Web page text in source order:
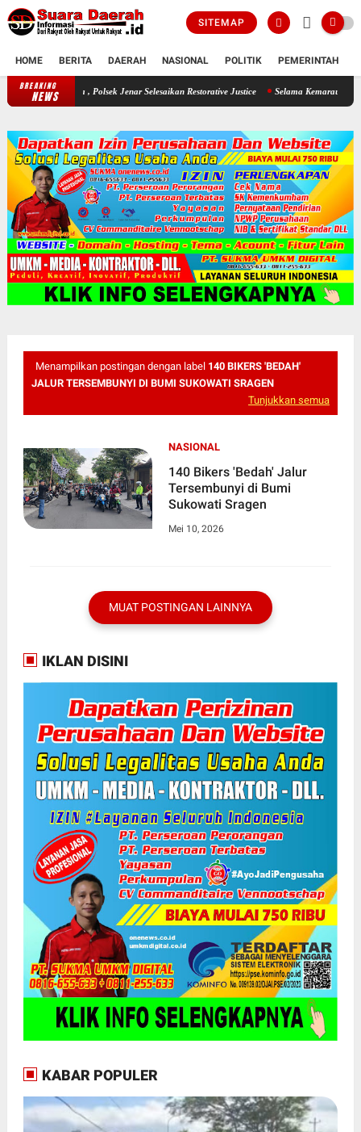
SITEMAP
HOME BERITA DAERAH NASIONAL POLITIK PEMERINTAH
BREAKING
NEWS Seorang Ayah Mencuri Jagung Demi Sang Buah Hatinya , Polsek Jenar
Menampilkan postingan dengan label 140 BIKERS 'BEDAH'
JALUR TERSEMBUNYI DI BUMI SUKOWATI SRAGEN
Tunjukkan semua
NASIONAL
140 Bikers 'Bedah' Jalur
Tersembunyi di Bumi
Sukowati Sragen
Mei 10, 2026
MUAT POSTINGAN LAINNYA
IKLAN DISINI
KABAR POPULER